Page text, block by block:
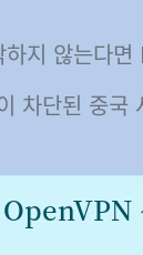
지 않는다
차단된 중국
OpenVPN